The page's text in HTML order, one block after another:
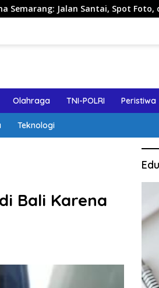
Spot Foto, dan Rekomendasi
Olahraga TNI-POLRI Peristiwa
Teknologi
Bali Karena